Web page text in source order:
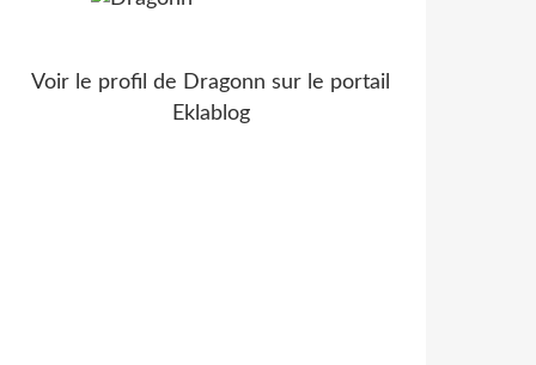
Voir le profil de Dragonn sur le portail
Eklablog